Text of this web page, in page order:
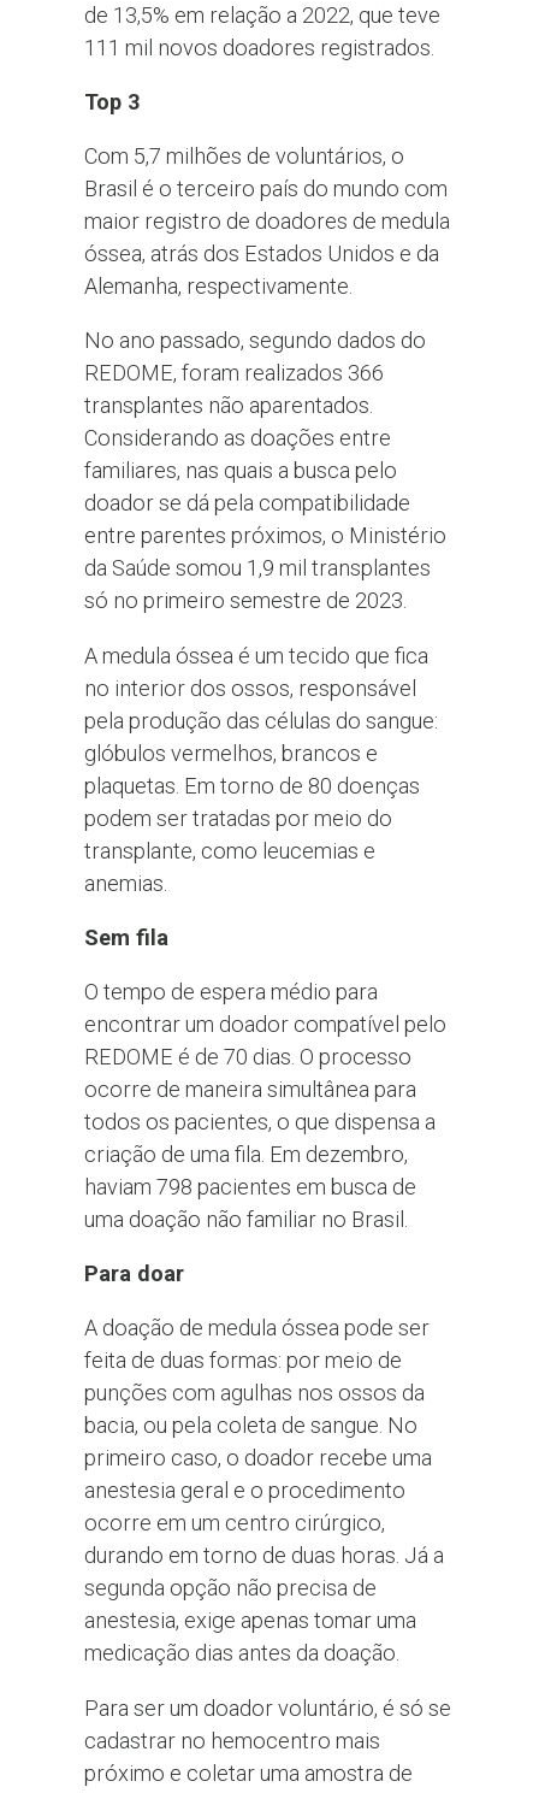
de 13,5% em relação a 2022, que teve
111 mil novos doadores registrados.
Top 3
Com 5,7 milhões de voluntários, o
Brasil é o terceiro país do mundo com
maior registro de doadores de medula
óssea, atrás dos Estados Unidos e da
Alemanha, respectivamente.
No ano passado, segundo dados do
REDOME, foram realizados 366
transplantes não aparentados.
Considerando as doações entre
familiares, nas quais a busca pelo
doador se dá pela compatibilidade
entre parentes próximos, o Ministério
da Saúde somou 1,9 mil transplantes
só no primeiro semestre de 2023.
A medula óssea é um tecido que fica
no interior dos ossos, responsável
pela produção das células do sangue:
glóbulos vermelhos, brancos e
plaquetas. Em torno de 80 doenças
podem ser tratadas por meio do
transplante, como leucemias e
anemias.
Sem fila
O tempo de espera médio para
encontrar um doador compatível pelo
REDOME é de 70 dias. O processo
ocorre de maneira simultânea para
todos os pacientes, o que dispensa a
criação de uma fila. Em dezembro,
haviam 798 pacientes em busca de
uma doação não familiar no Brasil.
Para doar
A doação de medula óssea pode ser
feita de duas formas: por meio de
punções com agulhas nos ossos da
bacia, ou pela coleta de sangue. No
primeiro caso, o doador recebe uma
anestesia geral e o procedimento
ocorre em um centro cirúrgico,
durando em torno de duas horas. Já a
segunda opção não precisa de
anestesia, exige apenas tomar uma
medicação dias antes da doação.
Para ser um doador voluntário, é só se
cadastrar no hemocentro mais
próximo e coletar uma amostra de